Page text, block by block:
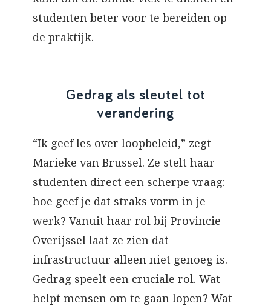
studenten beter voor te bereiden op
de praktijk.
Gedrag als sleutel tot
verandering
“Ik geef les over loopbeleid,” zegt
Marieke van Brussel. Ze stelt haar
studenten direct een scherpe vraag:
hoe geef je dat straks vorm in je
werk? Vanuit haar rol bij Provincie
Overijssel laat ze zien dat
infrastructuur alleen niet genoeg is.
Gedrag speelt een cruciale rol. Wat
helpt mensen om te gaan lopen? Wat